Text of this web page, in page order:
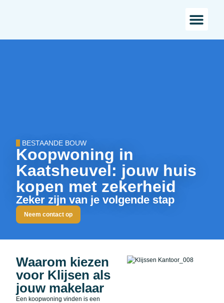
BESTAANDE BOUW
Koopwoning in
Kaatsheuvel: jouw huis
kopen met zekerheid
Zeker zijn van je volgende stap
Neem contact op
Waarom kiezen
voor Klijsen als
jouw makelaar
Een koopwoning vinden is een